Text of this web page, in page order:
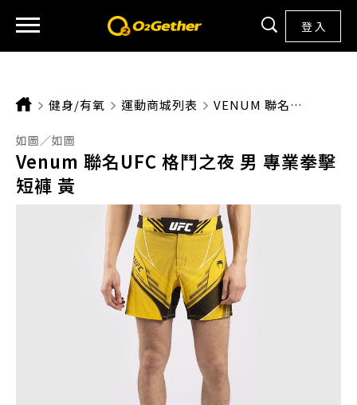
登 入
健身/有氧 運動商城列表 CURRENT: VENUM 聯名UFC 格鬥之夜 男 專業拳擊短褲 黃
如圖／如圖
Venum 聯名UFC 格鬥之夜 男 專業拳擊
短褲 黃